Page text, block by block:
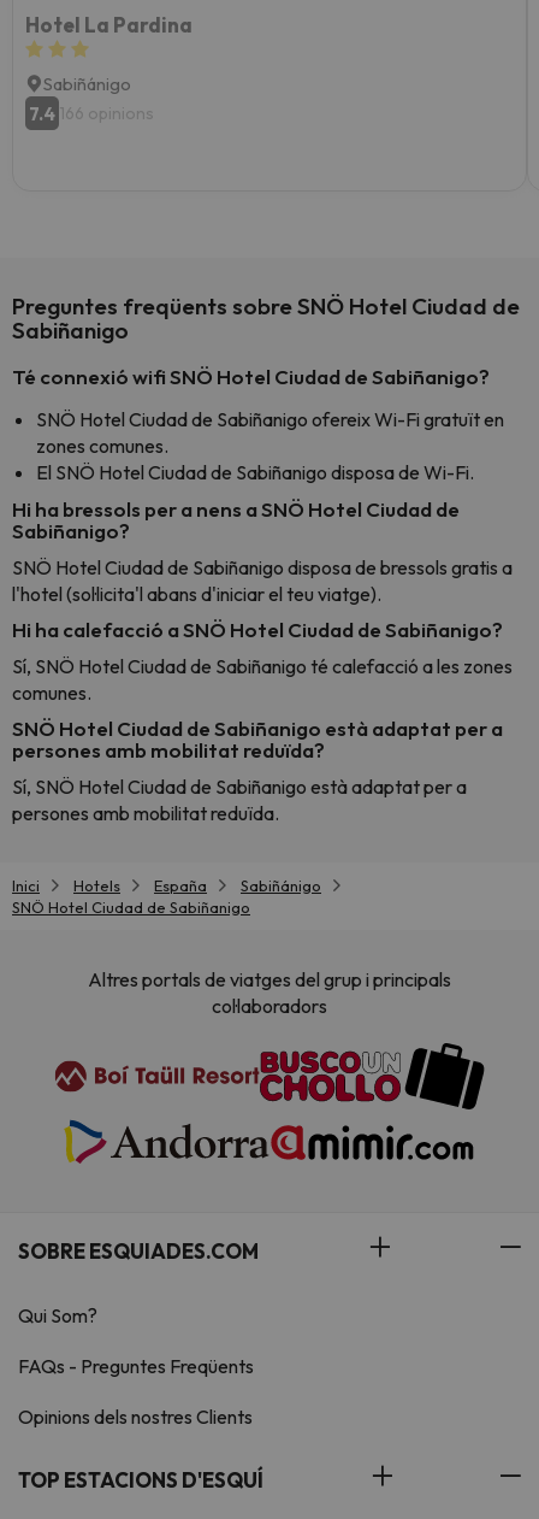
Hotel La Pardina
Sabiñánigo
7.4 166 opinions
Preguntes freqüents sobre SNÖ Hotel Ciudad de
Sabiñanigo
Té connexió wifi SNÖ Hotel Ciudad de Sabiñanigo?
SNÖ Hotel Ciudad de Sabiñanigo ofereix Wi-Fi gratuït en
zones comunes.
El SNÖ Hotel Ciudad de Sabiñanigo disposa de Wi-Fi.
Hi ha bressols per a nens a SNÖ Hotel Ciudad de
Sabiñanigo?
SNÖ Hotel Ciudad de Sabiñanigo disposa de bressols gratis a
l'hotel (sol·licita'l abans d'iniciar el teu viatge).
Hi ha calefacció a SNÖ Hotel Ciudad de Sabiñanigo?
Sí, SNÖ Hotel Ciudad de Sabiñanigo té calefacció a les zones
comunes.
SNÖ Hotel Ciudad de Sabiñanigo està adaptat per a
persones amb mobilitat reduïda?
Sí, SNÖ Hotel Ciudad de Sabiñanigo està adaptat per a
persones amb mobilitat reduïda.
Inici Hotels España
Sabiñánigo
SNÖ Hotel Ciudad de Sabiñanigo
Altres portals de viatges del grup i principals
col·laboradors
SOBRE ESQUIADES.COM
Qui Som?
FAQs - Preguntes Freqüents
Opinions dels nostres Clients
TOP ESTACIONS D'ESQUÍ